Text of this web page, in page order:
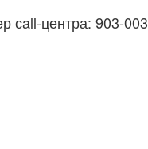
сall-центра: 903-003